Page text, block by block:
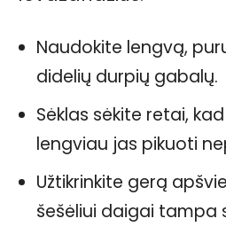
Naudokite lengvą,
didelių durpių gabalų.
Sėklas sėkite retai,
lengviau jas pikuoti
Užtikrinkite gerą
šešėliui daigai tampa